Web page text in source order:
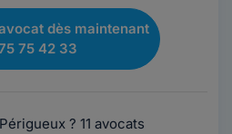
dès maintenant
75 42 33
? 11 avocats